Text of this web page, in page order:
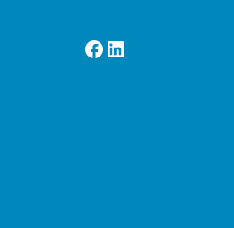
Facebook
LinkedIn